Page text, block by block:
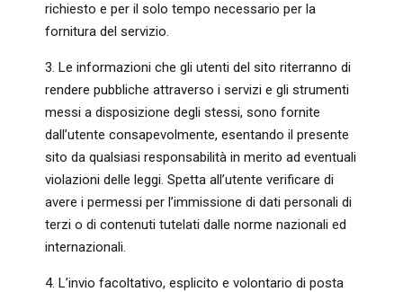
richiesto e per il solo tempo necessario per la
fornitura del servizio.
3. Le informazioni che gli utenti del sito riterranno di
rendere pubbliche attraverso i servizi e gli strumenti
messi a disposizione degli stessi, sono fornite
dall’utente consapevolmente, esentando il presente
sito da qualsiasi responsabilità in merito ad eventuali
violazioni delle leggi. Spetta all’utente verificare di
avere i permessi per l’immissione di dati personali di
terzi o di contenuti tutelati dalle norme nazionali ed
internazionali.
4. L’invio facoltativo, esplicito e volontario di posta